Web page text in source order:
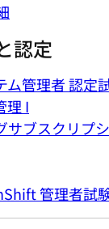
認定
ム管理者 認定
理 I
サブスクリプ
管理者試